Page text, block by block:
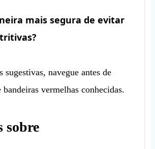
mais segura de evitar
sugestivas, navegue antes de
vermelhas conhecidas.
sobre